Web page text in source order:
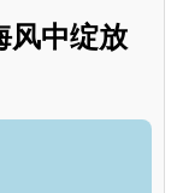
风中绽放